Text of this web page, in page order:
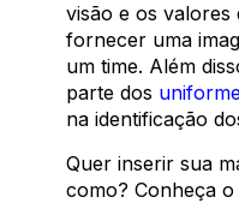
visão e os valores
fornecer uma
um time. Além
parte dos
na identificação
Quer inserir sua
como? Conheça o